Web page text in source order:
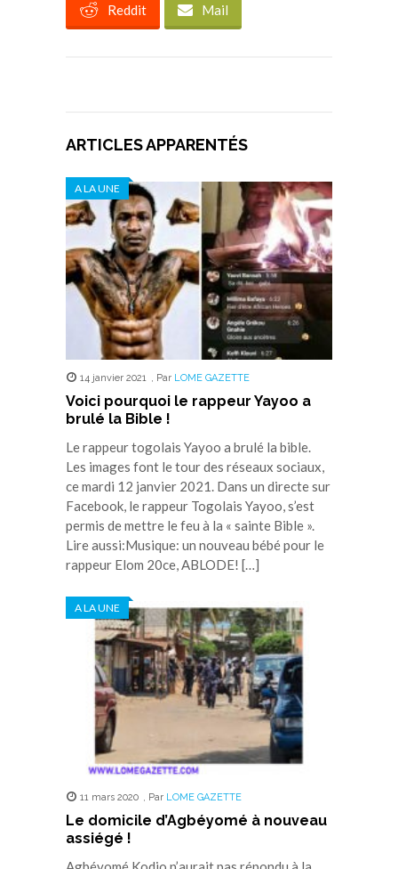
Reddit Mail
ARTICLES APPARENTÉS
A LA UNE
14 janvier 2021 , Par LOME GAZETTE
Voici pourquoi le rappeur Yayoo a
brulé la Bible !
Le rappeur togolais Yayoo a brulé la bible.
Les images font le tour des réseaux sociaux,
ce mardi 12 janvier 2021. Dans un directe sur
Facebook, le rappeur Togolais Yayoo, s’est
permis de mettre le feu à la « sainte Bible ».
Lire aussi:Musique: un nouveau bébé pour le
rappeur Elom 20ce, ABLODE! […]
A LA UNE
11 mars 2020 , Par LOME GAZETTE
Le domicile d’Agbéyomé à nouveau
assiégé !